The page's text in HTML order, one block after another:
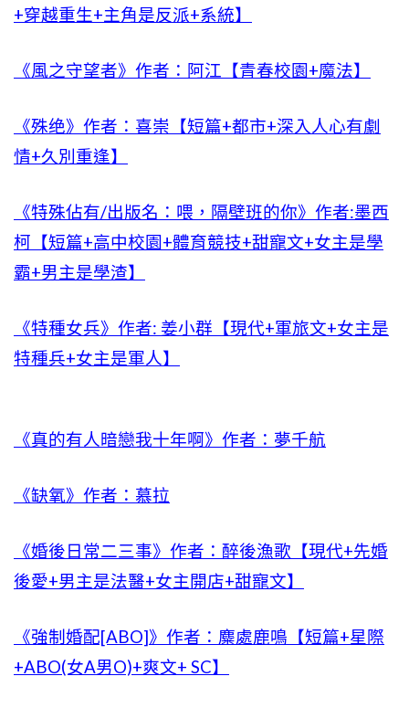
+穿越重生+主角是反派+系統】
《風之守望者》作者：阿江【青春校園+魔法】
《殊绝》作者：喜崇【短篇+都市+深入人心有劇
情+久別重逢】
《特殊佔有/出版名：喂，隔壁班的你》作者:墨西
柯【短篇+高中校園+體育競技+甜寵文+女主是學
霸+男主是學渣】
《特種女兵》作者: 姜小群【現代+軍旅文+女主是
特種兵+女主是軍人】
《真的有人暗戀我十年啊》作者：夢千航
《缺氧》作者：慕拉
《婚後日常二三事》作者：醉後漁歌【現代+先婚
後愛+男主是法醫+女主開店+甜寵文】
《強制婚配[ABO]》作者：麋處鹿鳴【短篇+星際
+ABO(女A男O)+爽文+ SC】